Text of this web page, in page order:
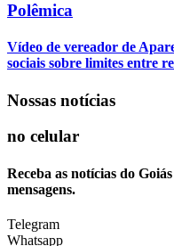
Polêmica
Vídeo de vereador de
sociais sobre limites entre
Nossas notícias
no celular
Receba as notícias do
mensagens.
Telegram
Whatsapp